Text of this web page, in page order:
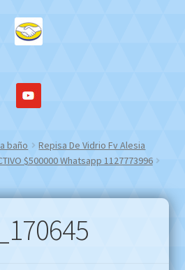
baño
Repisa De Vidrio Fv Alesia
$500000 Whatsapp 1127773996